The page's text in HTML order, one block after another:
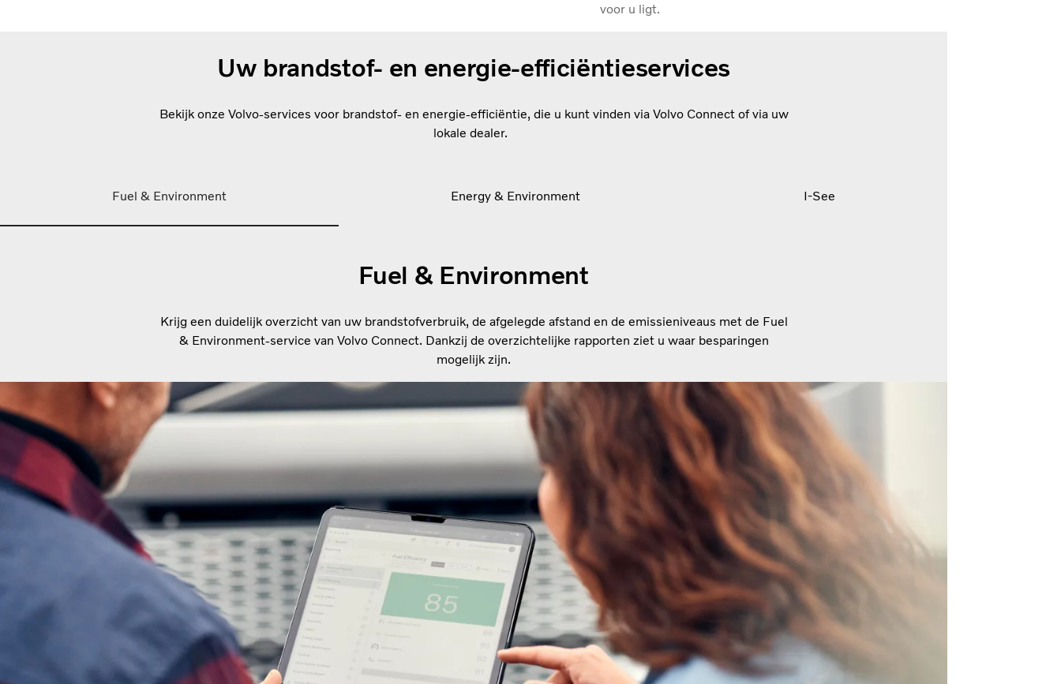
voor u ligt.
Uw brandstof- en energie-efficiëntieservices
Bekijk onze Volvo-services voor brandstof- en energie-efficiëntie, die u kunt vinden via Volvo Connect of via uw
lokale dealer.
Fuel & Environment Energy & Environment I-See
Fuel & Environment
Krijg een duidelijk overzicht van uw brandstofverbruik, de afgelegde afstand en de emissieniveaus met de Fuel
& Environment-service van Volvo Connect. Dankzij de overzichtelijke rapporten ziet u waar besparingen
mogelijk zijn.